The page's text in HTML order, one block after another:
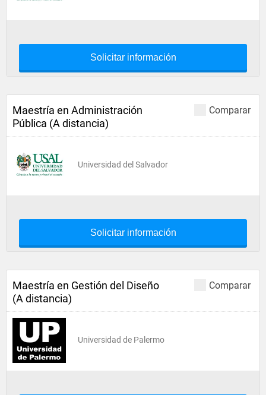
Solicitar información
Comparar
Maestría en Administración
Pública (A distancia)
Universidad del Salvador
Solicitar información
Comparar
Maestría en Gestión del Diseño
(A distancia)
Universidad de Palermo